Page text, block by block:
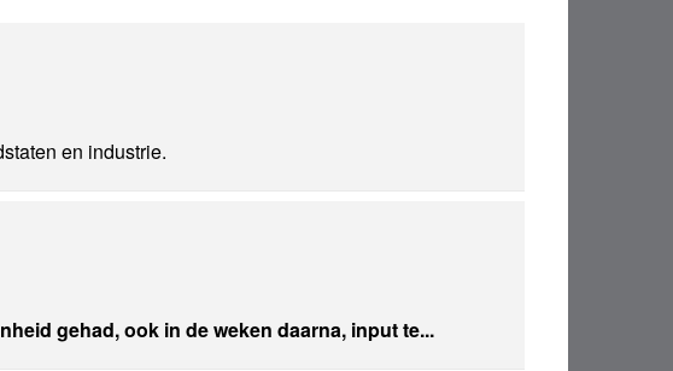
en industrie.
gehad, ook in de weken daarna, input te...